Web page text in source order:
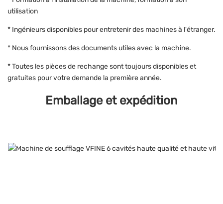
utilisation
* Ingénieurs disponibles pour entretenir des machines à l'étranger.
* Nous fournissons des documents utiles avec la machine.
* Toutes les pièces de rechange sont toujours disponibles et
gratuites pour votre demande la première année.
Emballage et expédition